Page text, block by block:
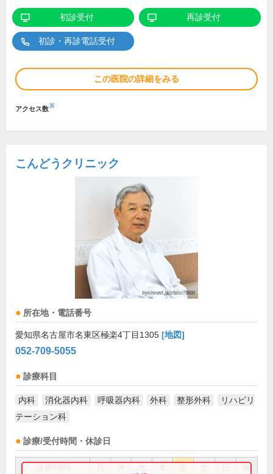
初診受付 再診受付
初診・再診電話受付
この医院の詳細をみる
アクセス数※
こんどうクリニック
所在地・電話番号
愛知県名古屋市名東区極楽4丁目1305 [地図]
052-709-5055
診療科目
内科 消化器内科 呼吸器内科 外科 整形外科
リハビリ
テーション科
診療/受付時間・休診日
祝